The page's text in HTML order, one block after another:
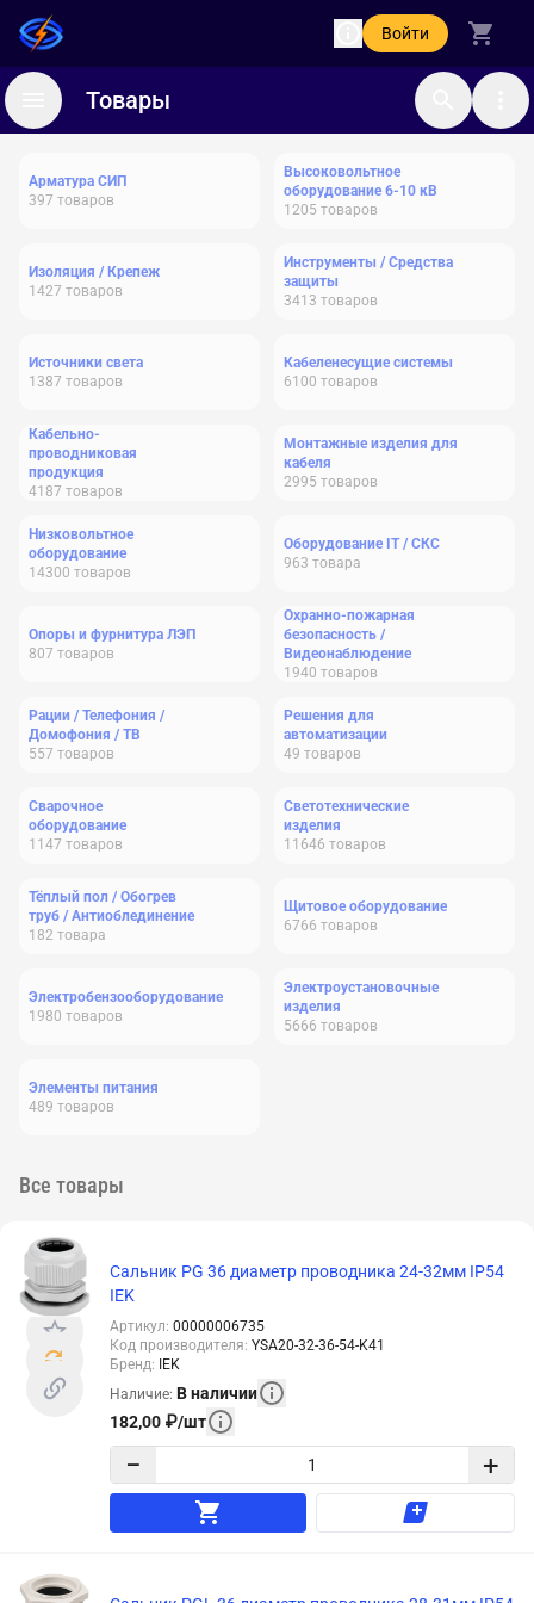
Войти
Товары
Арматура СИП
397 товаров
Высоковольтное
оборудование 6-10 кВ
1205 товаров
Изоляция / Крепеж
1427 товаров
Инструменты / Средства
защиты
3413 товаров
Источники света
1387 товаров
Кабеленесущие системы
6100 товаров
Кабельно-
проводниковая
продукция
4187 товаров
Монтажные изделия для
кабеля
2995 товаров
Низковольтное
оборудование
14300 товаров
Оборудование IT / СКС
963 товара
Опоры и фурнитура ЛЭП
807 товаров
Охранно-пожарная
безопасность /
Видеонаблюдение
1940 товаров
Рации / Телефония /
Домофония / ТВ
557 товаров
Решения для
автоматизации
49 товаров
Сварочное
оборудование
1147 товаров
Светотехнические
изделия
11646 товаров
Тёплый пол / Обогрев
труб / Антиоблединение
182 товара
Щитовое оборудование
6766 товаров
Электробензооборудование
1980 товаров
Электроустановочные
изделия
5666 товаров
Элементы питания
489 товаров
Все товары
Сальник PG 36 диаметр проводника 24-32мм IP54
IEK
Артикул: 00000006735
Код производителя: YSA20-32-36-54-K41
Бренд:
IEK
Наличие: В наличии
182,00 ₽/шт
− +